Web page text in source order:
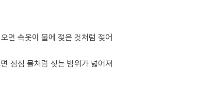
면 속옷이 물에 젖은 것처럼 젖어
점점 물처럼 젖는 범위가 넓어져